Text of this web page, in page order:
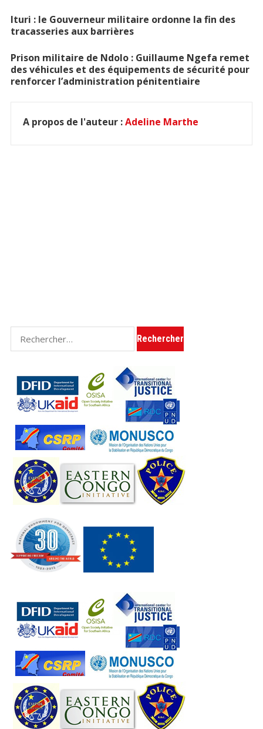
Ituri : le Gouverneur militaire ordonne la fin des
tracasseries aux barrières
Prison militaire de Ndolo : Guillaume Ngefa remet
des véhicules et des équipements de sécurité pour
renforcer l’administration pénitentiaire
A propos de l'auteur :Adeline Marthe
Rechercher :